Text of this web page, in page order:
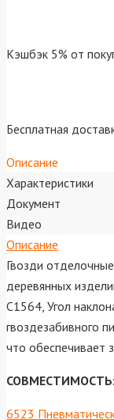
Кэшбэк 5% от
Бесплатная
Описание
Характеристики
Документ
Видео
Описание
Гвозди
деревянных
С1564, Угол
гвоздезабивного
что обеспечивает
СОВМЕСТИМОСТЬ:
6523